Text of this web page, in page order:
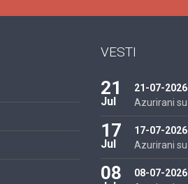
VESTI
21
Jul
21-07-2026
Azurirani su
17
Jul
17-07-2026
Azurirani su
08
08-07-2026